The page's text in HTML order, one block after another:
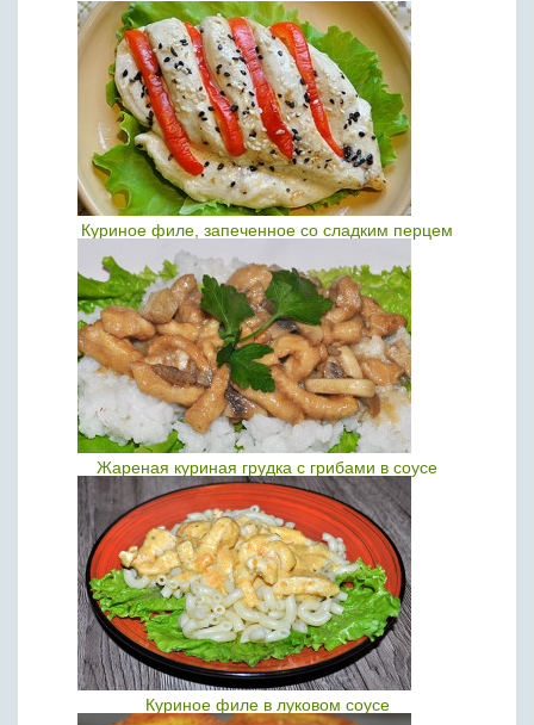
Куриное филе, запеченное со сладким перцем
Жареная куриная грудка с грибами в соусе
Куриное филе в луковом соусе